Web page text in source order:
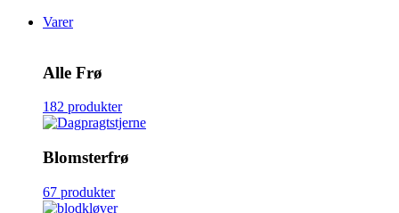
Varer
Alle Frø
182 produkter
Blomsterfrø
67 produkter